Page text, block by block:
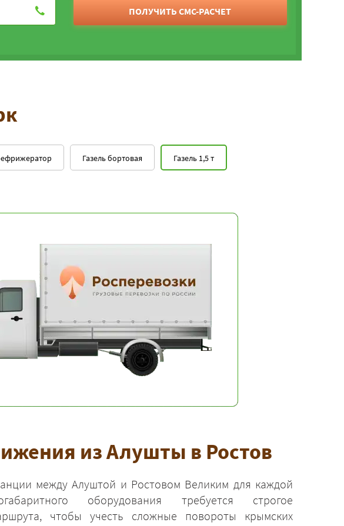
ПОЛУЧИТЬ СМС-РАСЧЕТ
Газель 1,5 т
Газель бортовая
из Алушты в Ростов
между Алуштой и Ростовом Великим для каждой
оборудования требуется строгое
чтобы учесть сложные повороты крымских